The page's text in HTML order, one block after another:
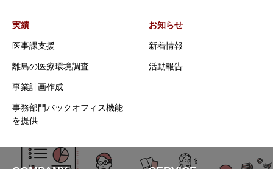
実績
医事課支援
離島の医療環境調査
事業計画作成
事務部門バックオフィス機能
を提供
お知らせ
新着情報
活動報告